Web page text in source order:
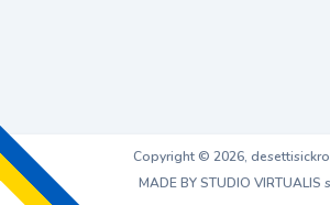
Copyright © 2026,
MADE BY STUDIO VIRTUALIS